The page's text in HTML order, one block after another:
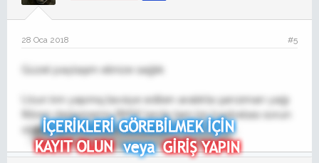
28 Oca 2018 #5
Güzel paylaşım elinize sağlık
Uzun km yapmış,tavsiye edilen aralıkta şanzıman yağı
filtresi değişmemiş BMW lerde tam bir başbelası sorun
olarak geri dönüyor bu parça